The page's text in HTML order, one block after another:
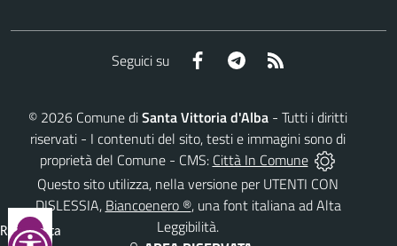
Seguici su Facebook Telegram
© 2026 Comune diSanta Vittoria d'Alba - Tutti i diritti
riservati - I contenuti del sito, testi e immagini sono di
proprietà del Comune - CMS: Città In Comune
Questo sito utilizza, nella versione per UTENTI CON
DISLESSIA, Biancoenero ®, una font italiana ad Alta
Leggibilità.
Reimposta